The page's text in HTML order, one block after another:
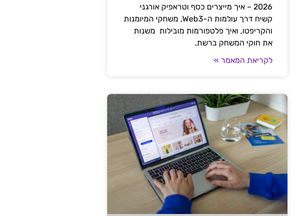
2026 – איך מייצרים כסף וטראפיק אורגני
קשיח דרך עולמות ה-Web3, משחקי המיומנות
והקריפטו, ואיך פלטפורמות מובילות משנות
את חוקי המשחק ברשת.
לקריאת המאמר »